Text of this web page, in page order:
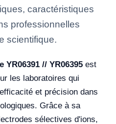
caractéristiques
professionnelles
scientifique.
// YR06395 est
les laboratoires qui
et précision dans
Grâce à sa
sélectives d'ions,